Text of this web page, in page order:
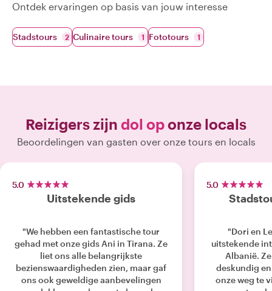
Ontdek ervaringen op basis van jouw interesse
Stadstours 2 Culinaire tours 1 Fototours 1
Reizigers zijn dol oponze locals
Beoordelingen van gasten over onze tours en locals
5.0
Uitstekende gids
"We hebben een fantastische tour
gehad met onze gids Ani in Tirana. Ze
liet ons alle belangrijkste
bezienswaardigheden zien, maar gaf
ons ook geweldige aanbevelingen
5.0
"Dori en
uitstekende
Albanië.
deskundig
onze weg te